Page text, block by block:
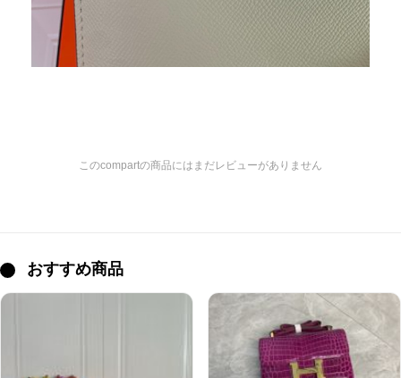
このcompartの商品にはまだレビューがありません
おすすめ商品